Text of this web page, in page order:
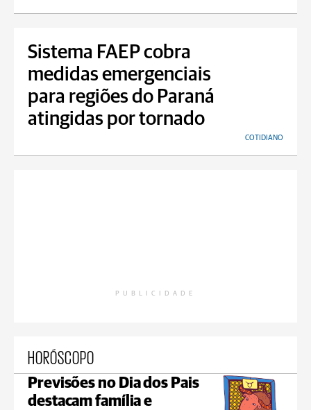
Sistema FAEP cobra
medidas emergenciais
para regiões do Paraná
atingidas por tornado
COTIDIANO
PUBLICIDADE
HORÓSCOPO
Previsões no Dia dos Pais
destacam família e